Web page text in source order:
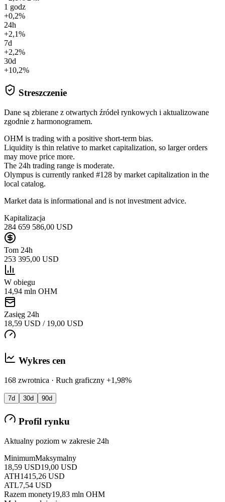
1 godz
+0,2%
24h
+2,1%
7d
+2,2%
30d
+10,2%
Streszczenie
Dane są zbierane z otwartych źródeł rynkowych i aktualizowane
zgodnie z harmonogramem.
OHM is trading with a positive short-term bias.
Liquidity is thin relative to market capitalization, so larger orders
may move price more.
The 24h trading range is moderate.
Olympus is currently ranked #128 by market capitalization in the
local catalog.
Market data is informational and is not investment advice.
Kapitalizacja
284 659 586,00 USD
Tom 24h
253 395,00 USD
W obiegu
14,94 mln OHM
Zasięg 24h
18,59 USD / 19,00 USD
Wykres cen
168 zwrotnica · Ruch graficzny +1,98%
7d 30d 90d
Profil rynku
Aktualny poziom w zakresie 24h
MinimumMaksymalny
18,59 USD19,00 USD
ATH1415,26 USD
ATL7,54 USD
Razem monety19,83 mln OHM